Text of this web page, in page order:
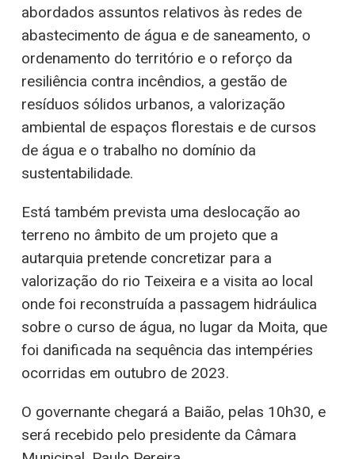
abordados assuntos relativos às redes de
abastecimento de água e de saneamento, o
ordenamento do território e o reforço da
resiliência contra incêndios, a gestão de
resíduos sólidos urbanos, a valorização
ambiental de espaços florestais e de cursos
de água e o trabalho no domínio da
sustentabilidade.
Está também prevista uma deslocação ao
terreno no âmbito de um projeto que a
autarquia pretende concretizar para a
valorização do rio Teixeira e a visita ao local
onde foi reconstruída a passagem hidráulica
sobre o curso de água, no lugar da Moita, que
foi danificada na sequência das intempéries
ocorridas em outubro de 2023.
O governante chegará a Baião, pelas 10h30, e
será recebido pelo presidente da Câmara